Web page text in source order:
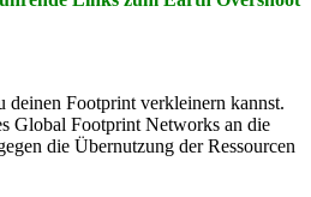
deinen Footprint verkleinern kannst.
Global Footprint Networks an die
die Übernutzung der Ressourcen